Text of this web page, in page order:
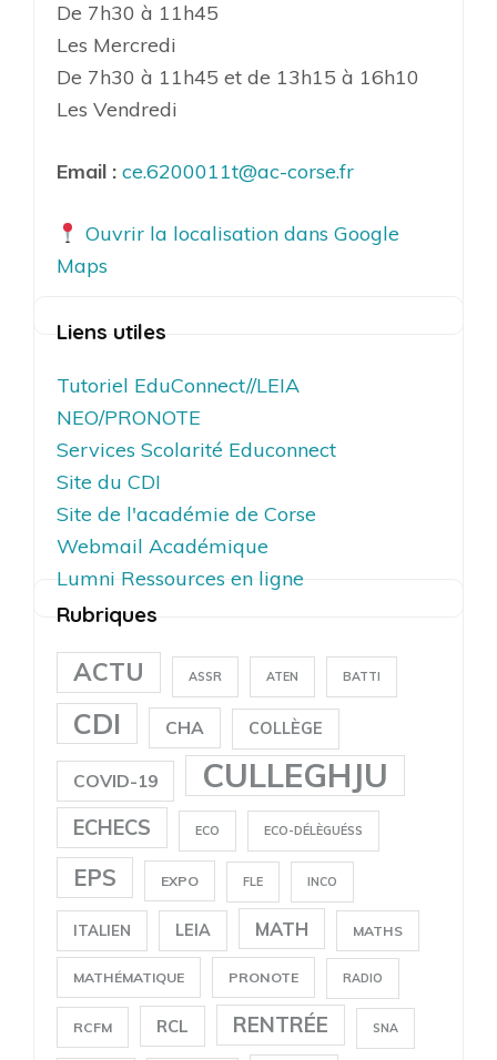
De 7h30 à 11h45
Les Mercredi
De 7h30 à 11h45 et de 13h15 à 16h10
Les Vendredi
Email : ce.6200011t@ac-corse.fr
Ouvrir la localisation dans Google
Maps
Liens utiles
Tutoriel EduConnect//LEIA
NEO/PRONOTE
Services Scolarité Educonnect
Site du CDI
Site de l'académie de Corse
Webmail Académique
Lumni Ressources en ligne
Rubriques
ACTU ASSR ATEN BATTI
CDI CHA COLLÈGE
COVID-19 CULLEGHJU
ECHECS ECO ECO-DÉLÈGUÉSS
EPS EXPO FLE INCO
ITALIEN LEIA MATH MATHS
MATHÉMATIQUE PRONOTE RADIO
RCFM RCL RENTRÉE SNA